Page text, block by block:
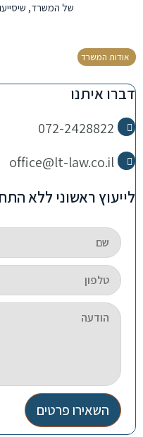
של המשרד,
אודות המשרד
דברו איתנו
072-2428822
office@lt-law.co.il
לייעוץ ראשוני ללא
השאירו פרטים